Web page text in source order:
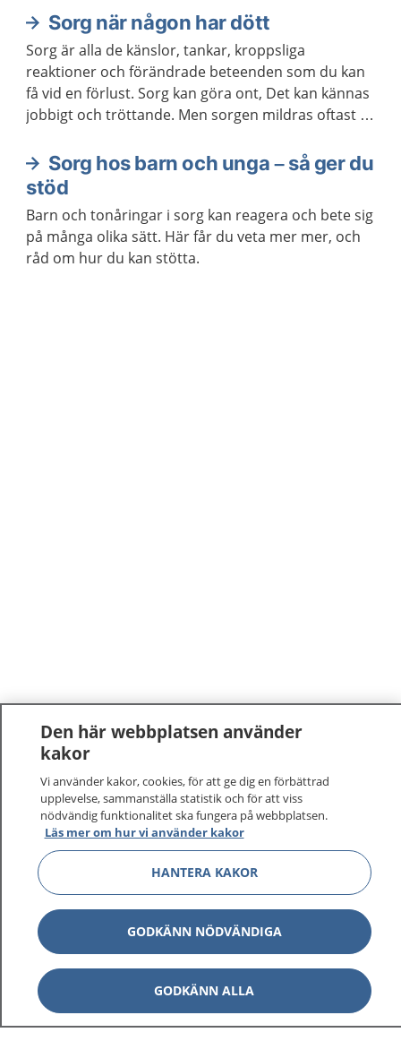
Sorg när någon har dött
Sorg är alla de känslor, tankar, kroppsliga
reaktioner och förändrade beteenden som du kan
få vid en förlust. Sorg kan göra ont, Det kan kännas
jobbigt och tröttande. Men sorgen mildras oftast så
Sorg hos barn och unga – så ger du
stöd
Barn och tonåringar i sorg kan reagera och bete sig
på många olika sätt. Här får du veta mer mer, och
råd om hur du kan stötta.
Den här webbplatsen använder
kakor
Vi använder kakor, cookies, för att ge dig en förbättrad
upplevelse, sammanställa statistik och för att viss
nödvändig funktionalitet ska fungera på webbplatsen.
Läs mer om hur vi använder kakor
HANTERA KAKOR
GODKÄNN NÖDVÄNDIGA
GODKÄNN ALLA